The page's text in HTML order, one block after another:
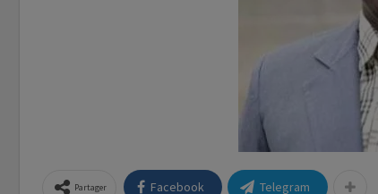
Partager Facebook Telegram